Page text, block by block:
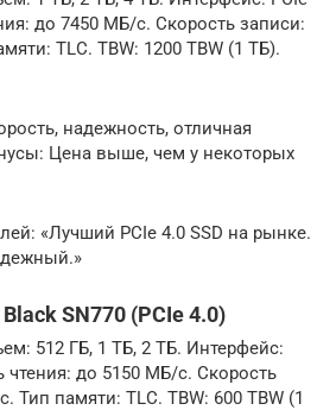
до 7450 МБ/с. Скорость записи:
TLC. TBW: 1200 TBW (1 ТБ).
надежность, отличная
Цена выше, чем у некоторых
«Лучший PCIe 4.0 SSD на рынке.
SN770 (PCIe 4.0)
512 ГБ, 1 ТБ, 2 ТБ. Интерфейс:
чтения: до 5150 МБ/с. Скорость
Тип памяти: TLC. TBW: 600 TBW (1